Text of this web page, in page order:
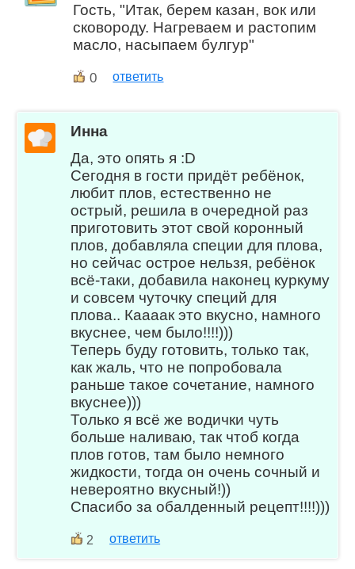
Гость, "Итак, берем казан, вок или
сковороду. Нагреваем и растопим
масло, насыпаем булгур"
0 ответить
Инна
Да, это опять я :D
Сегодня в гости придёт ребёнок,
любит плов, естественно не
острый, решила в очередной раз
приготовить этот свой коронный
плов, добавляла специи для плова,
но сейчас острое нельзя, ребёнок
всё-таки, добавила наконец куркуму
и совсем чуточку специй для
плова.. Каааак это вкусно, намного
вкуснее, чем было!!!!)))
Теперь буду готовить, только так,
как жаль, что не попробовала
раньше такое сочетание, намного
вкуснее)))
Только я всё же водички чуть
больше наливаю, так чтоб когда
плов готов, там было немного
жидкости, тогда он очень сочный и
невероятно вкусный!))
Спасибо за обалденный рецепт!!!!)))
2 ответить